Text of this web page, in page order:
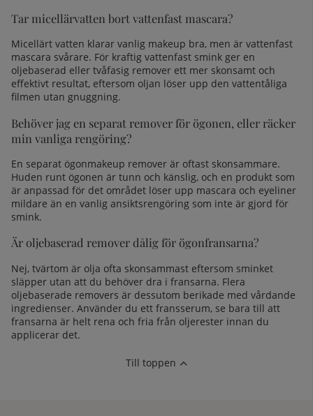
Tar micellärvatten bort vattenfast mascara?
Micellärt vatten klarar vanlig makeup bra, men är vattenfast
mascara svårare. För kraftig vattenfast smink ger en
oljebaserad eller tvåfasig remover ett mer skonsamt och
effektivt resultat, eftersom oljan löser upp den vattentåliga
filmen utan gnuggning.
Behöver jag en separat remover för ögonen, eller räcker
min vanliga rengöring?
En separat ögonmakeup remover är oftast skonsammare.
Huden runt ögonen är tunn och känslig, och en produkt som
är anpassad för det området löser upp mascara och eyeliner
mildare än en vanlig ansiktsrengöring som inte är gjord för
smink.
Är oljebaserad remover dålig för ögonfransarna?
Nej, tvärtom är olja ofta skonsammast eftersom sminket
släpper utan att du behöver dra i fransarna. Flera
oljebaserade removers är dessutom berikade med vårdande
ingredienser. Använder du ett fransserum, se bara till att
fransarna är helt rena och fria från oljerester innan du
applicerar det.
Till toppen